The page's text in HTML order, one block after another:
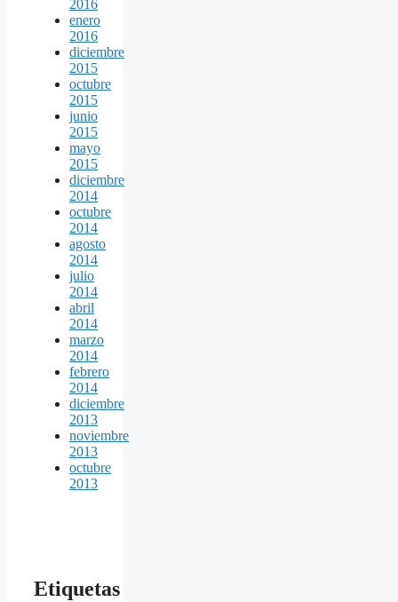
2016
enero
2016
diciembre
2015
octubre
2015
junio
2015
mayo
2015
diciembre
2014
octubre
2014
agosto
2014
julio
2014
abril
2014
marzo
2014
febrero
2014
diciembre
2013
noviembre
2013
octubre
2013
Etiquetas